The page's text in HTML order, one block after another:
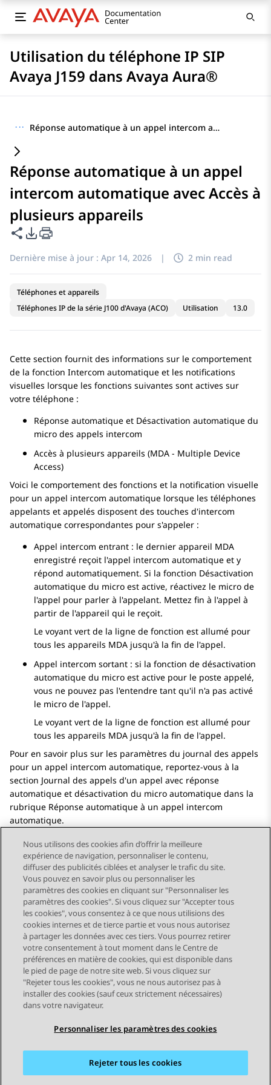
Utilisation du téléphone IP SIP
Avaya J159 dans Avaya Aura®
··· Réponse automatique à un appel intercom automatique avec Accès à plusieurs appareils
Réponse automatique à un appel
intercom automatique avec Accès à
plusieurs appareils
Partager cette page
Options d'exportation PDF
Dernière mise à jour : Apr 14, 2026 | 2 min read
Téléphones et appareils
Téléphones IP de la série J100 d'Avaya (ACO)
Utilisation 13.0
Cette section fournit des informations sur le comportement
de la fonction Intercom automatique et les notifications
visuelles lorsque les fonctions suivantes sont actives sur
votre téléphone :
Réponse automatique et Désactivation automatique du
micro des appels intercom
Accès à plusieurs appareils (MDA - Multiple Device
Access)
Voici le comportement des fonctions et la notification visuelle
pour un appel intercom automatique lorsque les téléphones
appelants et appelés disposent des touches d'intercom
automatique correspondantes pour s'appeler :
Appel intercom entrant : le dernier appareil MDA
enregistré reçoit l'appel intercom automatique et y
répond automatiquement. Si la fonction Désactivation
automatique du micro est active, réactivez le micro de
l'appel pour parler à l'appelant. Mettez fin à l'appel à
partir de l'appareil qui le reçoit.
Le voyant vert de la ligne de fonction est allumé pour
tous les appareils MDA jusqu'à la fin de l'appel.
Appel intercom sortant : si la fonction de désactivation
automatique du micro est active pour le poste appelé,
vous ne pouvez pas l'entendre tant qu'il n'a pas activé
le micro de l'appel.
Le voyant vert de la ligne de fonction est allumé pour
tous les appareils MDA jusqu'à la fin de l'appel.
Pour en savoir plus sur les paramètres du journal des appels
pour un appel intercom automatique, reportez-vous à la
section Journal des appels d'un appel avec réponse
automatique et désactivation du micro automatique dans la
rubrique Réponse automatique à un appel intercom
automatique.
Send Feedback
Navigation par sujet
Sujet précédent Sujet suivant
STAY CONNECTED
Conditions d'utilisation
Nous utilisons des cookies afin d’offrir la meilleure
expérience de navigation, personnaliser le contenu,
diffuser des publicités ciblées et analyser le trafic du site.
Vous pouvez en savoir plus ou personnaliser les
paramètres des cookies en cliquant sur "Personnaliser les
paramètres des cookies". Si vous cliquez sur "Accepter tous
les cookies", vous consentez à ce que nous utilisions des
cookies internes et de tierce partie et vous nous autorisez
à partager les données avec ces tiers. Vous pourrez retirer
votre consentement à tout moment dans le Centre de
préférences en matière de cookies, qui est disponible dans
le pied de page de notre site web. Si vous cliquez sur
"Rejeter tous les cookies", vous ne nous autorisez pas à
installer des cookies (sauf ceux strictement nécessaires)
dans votre navigateur.
Personnaliser les paramètres des cookies
Rejeter tous les cookies